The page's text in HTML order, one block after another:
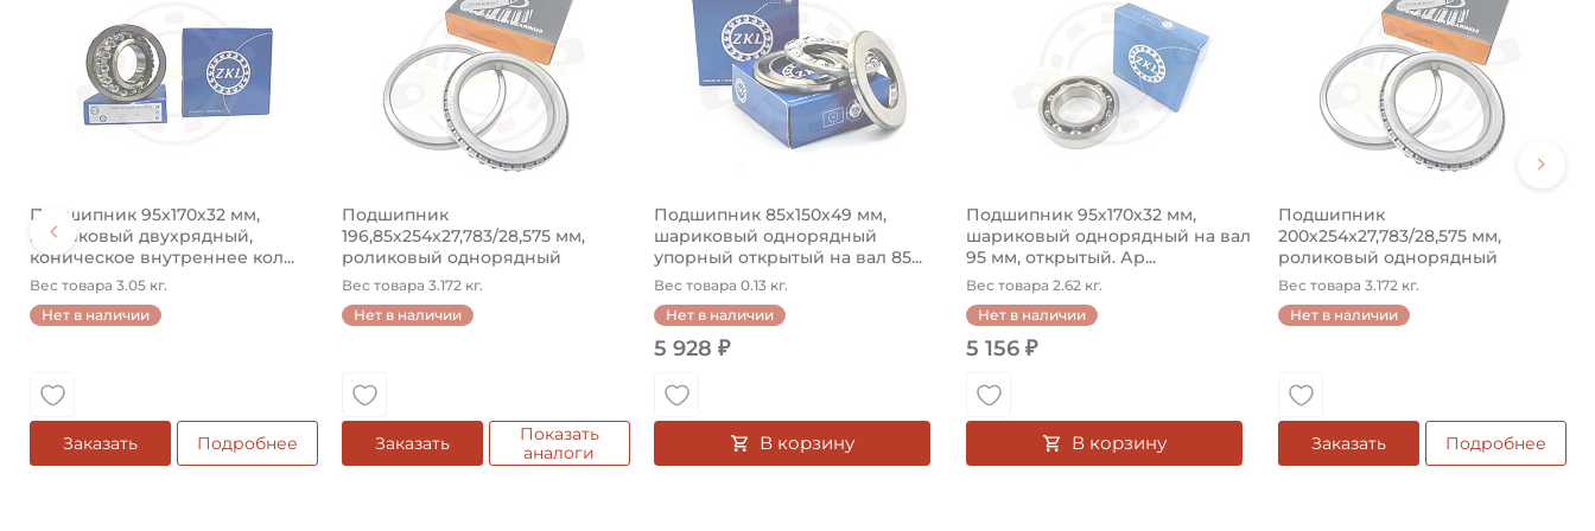
Подшипник 95х170х32 мм,
шариковый двухрядный,
коническое внутреннее кол...
Вес товара 3.05 кг.
Нет в наличии
Заказать Подробнее
Подшипник
196,85х254х27,783/28,575 мм,
роликовый однорядный
конический ...
Вес товара 3.172 кг.
Нет в наличии
Заказать
Показать
аналоги
Подшипник 85х150х49 мм,
шариковый однорядный
упорный открытый на вал 85...
Вес товара 0.13 кг.
Нет в наличии
5 928 ₽
В корзину
Подшипник 95х170х32 мм,
шариковый однорядный на вал
95 мм, открытый. Ар...
Вес товара 2.62 кг.
Нет в наличии
5 156 ₽
В корзину
Подшипник
200х254х27,783/28,575 мм,
роликовый однорядный
конический на ...
Вес товара 3.172 кг.
Нет в наличии
Заказать Подробнее